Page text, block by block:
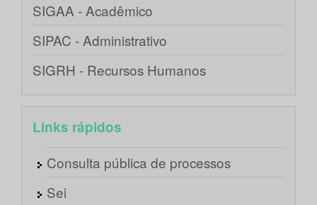
SIGAA - Acadêmico
SIPAC - Administrativo
SIGRH - Recursos Humanos
Links rápidos
Consulta pública de processos
Sei